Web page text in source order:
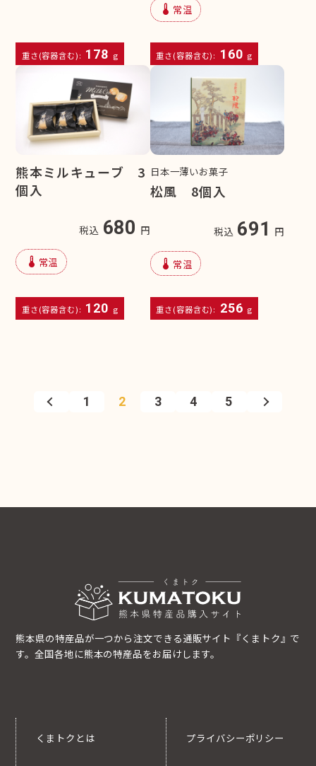
重さ(容器含む): 178 g
device_thermostat 常温
重さ(容器含む): 160 g
熊本ミルキューブ 3
個入
税込 680 円
device_thermostat 常温
重さ(容器含む): 120 g
日本一薄いお菓子
松風 8個入
税込 691 円
device_thermostat 常温
重さ(容器含む): 256 g
1 2 3 4 5
熊本県の特産品が一つから注文できる通販サイト『くまトク』で
す。全国各地に熊本の特産品をお届けします。
くまトクとは プライバシーポリシー